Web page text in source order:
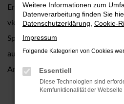
Erkunden Sie unseren
vielfältiger Modellauswahl, vom
Sportwagen, sofort verfügbar,
ausgestattet und in zahlreichen
Antrieben, Ausstattungen sowie
Weitere Informationen zum
Datenverarbeitung finden Sie
Datenschutzerklärung Cookie-
Impressum
Folgende Kategorien von Cookies
Essentiell
Diese Technologien sind
Kernfunktionalität der